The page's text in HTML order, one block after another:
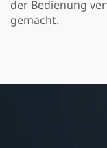
der Bedienung
gemacht.